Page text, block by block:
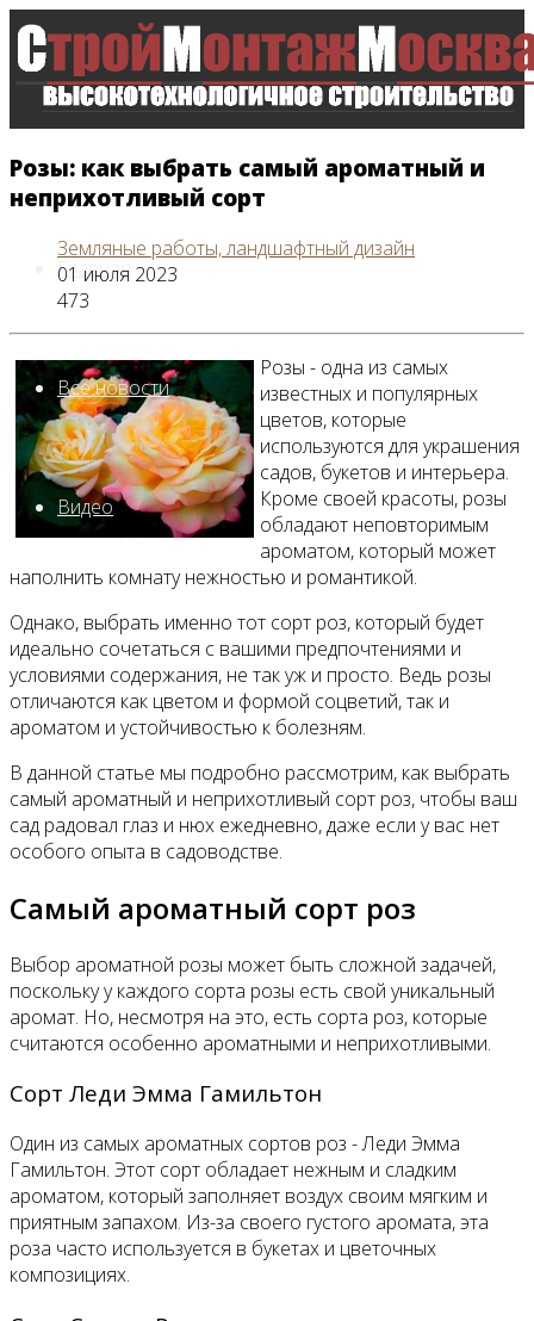
Главная
Все новости
Видео
Розы: как выбрать самый ароматный и
неприхотливый сорт
Земляные работы, ландшафтный дизайн
01 июля 2023
473
Розы - одна из самых
известных и популярных
цветов, которые
используются для украшения
садов, букетов и интерьера.
Кроме своей красоты, розы
обладают неповторимым
ароматом, который может
наполнить комнату нежностью и романтикой.
Однако, выбрать именно тот сорт роз, который будет
идеально сочетаться с вашими предпочтениями и
условиями содержания, не так уж и просто. Ведь розы
отличаются как цветом и формой соцветий, так и
ароматом и устойчивостью к болезням.
В данной статье мы подробно рассмотрим, как выбрать
самый ароматный и неприхотливый сорт роз, чтобы ваш
сад радовал глаз и нюх ежедневно, даже если у вас нет
особого опыта в садоводстве.
Самый ароматный сорт роз
Выбор ароматной розы может быть сложной задачей,
поскольку у каждого сорта розы есть свой уникальный
аромат. Но, несмотря на это, есть сорта роз, которые
считаются особенно ароматными и неприхотливыми.
Сорт Леди Эмма Гамильтон
Один из самых ароматных сортов роз - Леди Эмма
Гамильтон. Этот сорт обладает нежным и сладким
ароматом, который заполняет воздух своим мягким и
приятным запахом. Из-за своего густого аромата, эта
роза часто используется в букетах и цветочных
композициях.